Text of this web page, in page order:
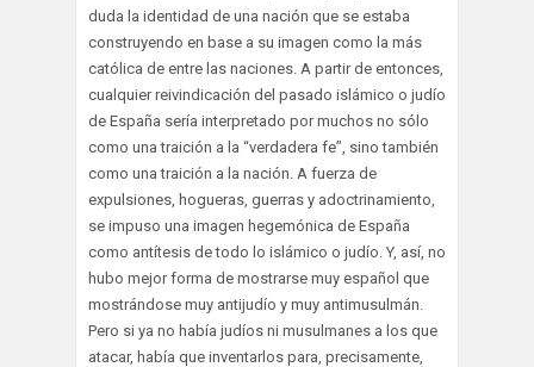
duda la identidad de una nación que se estaba
construyendo en base a su imagen como la más
católica de entre las naciones. A partir de entonces,
cualquier reivindicación del pasado islámico o judío
de España sería interpretado por muchos no sólo
como una traición a la “verdadera fe”, sino también
como una traición a la nación. A fuerza de
expulsiones, hogueras, guerras y adoctrinamiento,
se impuso una imagen hegemónica de España
como antítesis de todo lo islámico o judío. Y, así, no
hubo mejor forma de mostrarse muy español que
mostrándose muy antijudío y muy antimusulmán.
Pero si ya no había judíos ni musulmanes a los que
atacar, había que inventarlos para, precisamente,